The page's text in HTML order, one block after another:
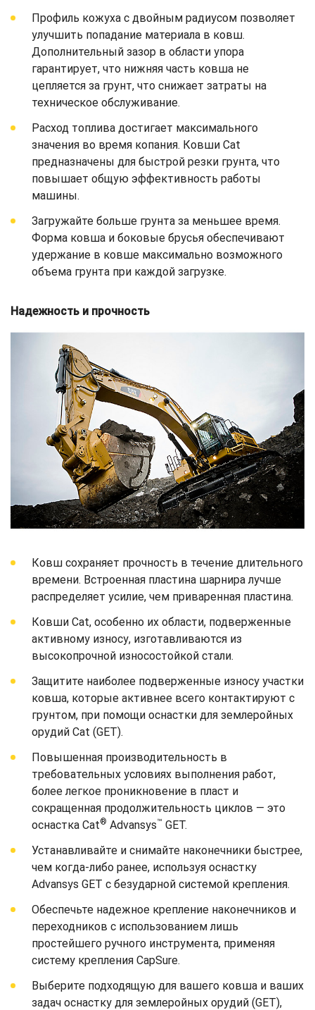
Профиль кожуха с двойным радиусом позволяет
улучшить попадание материала в ковш.
Дополнительный зазор в области упора
гарантирует, что нижняя часть ковша не
цепляется за грунт, что снижает затраты на
техническое обслуживание.
Расход топлива достигает максимального
значения во время копания. Ковши Cat
предназначены для быстрой резки грунта, что
повышает общую эффективность работы
машины.
Загружайте больше грунта за меньшее время.
Форма ковша и боковые брусья обеспечивают
удержание в ковше максимально возможного
объема грунта при каждой загрузке.
Надежность и прочность
Ковш сохраняет прочность в течение длительного
времени. Встроенная пластина шарнира лучше
распределяет усилие, чем приваренная пластина.
Ковши Cat, особенно их области, подверженные
активному износу, изготавливаются из
высокопрочной износостойкой стали.
Защитите наиболее подверженные износу участки
ковша, которые активнее всего контактируют с
грунтом, при помощи оснастки для землеройных
орудий Cat (GET).
Повышенная производительность в
требовательных условиях выполнения работ,
более легкое проникновение в пласт и
сокращенная продолжительность циклов — это
оснастка Cat® Advansys™ GET.
Устанавливайте и снимайте наконечники быстрее,
чем когда-либо ранее, используя оснастку
Advansys GET с безударной системой крепления.
Обеспечьте надежное крепление наконечников и
переходников с использованием лишь
простейшего ручного инструмента, применяя
систему крепления CapSure.
Выберите подходящую для вашего ковша и ваших
задач оснастку для землеройных орудий (GET),